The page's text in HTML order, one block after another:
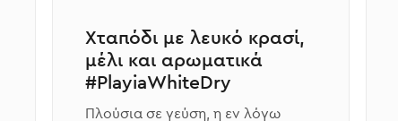
Χταπόδι με λευκό κρασί,
μέλι και αρωματικά
#PlayiaWhiteDry
Πλούσια σε γεύση, η εν λόγω